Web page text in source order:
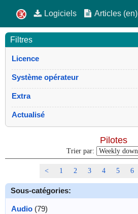
Logiciels Articles (en)
Filtres
Licence
Système opérateur
Extra
Actualisé
Pilotes
Trier par:
< 1 2 3 4 5 6
Sous-catégories:
Audio(79)